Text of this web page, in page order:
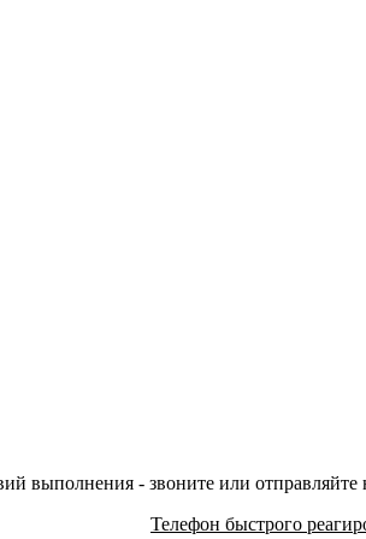
выполнения - звоните или
Телефон быстрого